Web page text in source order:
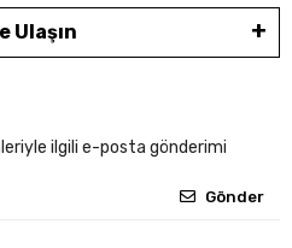
Ulaşın
ilgili e-posta gönderimi
Gönder